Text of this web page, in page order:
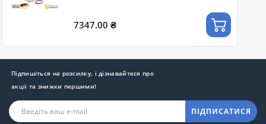
7347.00 ₴
Підпишіться на розсилку, і дізнавайтеся про
акції та знижки першими!
ПІДПИСАТИСЯ